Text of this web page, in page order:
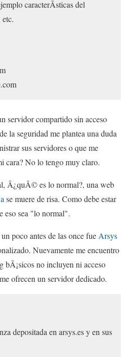
caracterÃ­sticas del
servidor compartido sin acceso
la seguridad me plantea una duda
sus servidores o que me
cara? No lo tengo muy claro.
Â¿quÃ© es lo normal?, una web
se muere de risa. Como debe estar
eso sea "lo normal".
poco antes de las once fueArsys
Nuevamente me encuentro
bÃ¡sicos no incluyen ni acceso
ofrecen un servidor dedicado.
depositada en arsys.es y en sus